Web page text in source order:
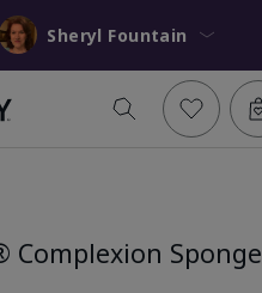
Sheryl Fountain
Complexion Sponge